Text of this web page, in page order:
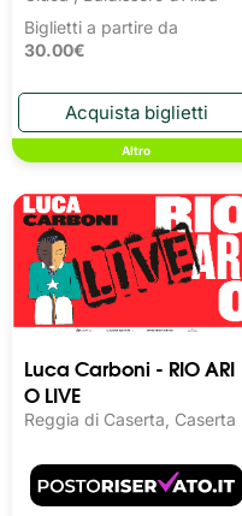
Biglietti a partire da
30.00€
Altro
Luca Carboni - RIO ARI
O LIVE
Reggia di Caserta, Caserta